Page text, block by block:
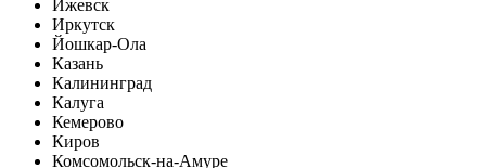
Ижевск
Иркутск
Йошкар-Ола
Казань
Калининград
Калуга
Кемерово
Киров
Комсомольск-на-Амуре